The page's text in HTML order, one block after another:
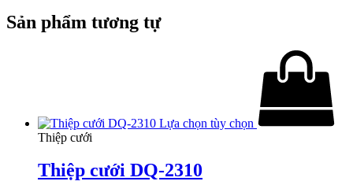
Sản phẩm tương tự
Lựa chọn tùy chọn
Thiệp cưới
Thiệp cưới DQ-2310